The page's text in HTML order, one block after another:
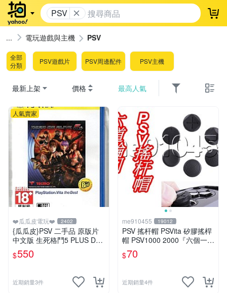
PSV 登
電玩遊戲與主機 PSV
全部
分類
PSV遊戲片 PSV周邊配件 PSV主機
最新上架 價格 最高人氣
人氣賣家
❤️瓜瓜皮電玩❤️ 2402
{瓜瓜皮}PSV 二手品 原版片
中文版 生死格鬥5 PLUS Dea
d or Alive 5(遊戲都有回收)
$550
近期銷量3件
me910455 19012
PSV 搖杆帽 PSVita 矽膠搖桿
帽 PSV1000 2000『六個一
組』六道輪迴 按鍵套 保護套
搖桿帽 有現貨
$70
近期銷量4件